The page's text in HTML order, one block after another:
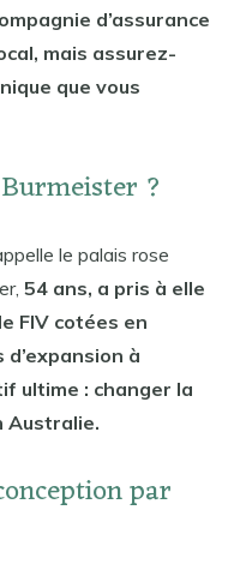
d’assurance
mais assurez-
que vous
?
le palais rose
54 ans, a pris à elle
FIV cotées en
à
ultime : changer la
Australie.
par